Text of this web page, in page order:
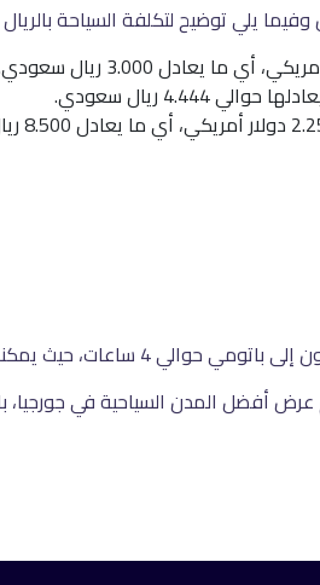
يلي توضيح لتكلفة السياحة
أفضل المدن السياحية في جورجيا،